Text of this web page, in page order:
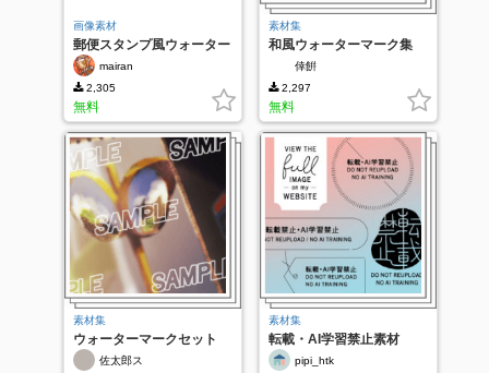
画像素材
郵便スタンプ風ウォーター
マーク黒縁
mairan
2,305
無料
素材集
和風ウォーターマーク集
倖餠
2,297
無料
素材集
ウォーターマークセット
佐太郎ス
素材集
転載・AI学習禁止素材
pipi_htk